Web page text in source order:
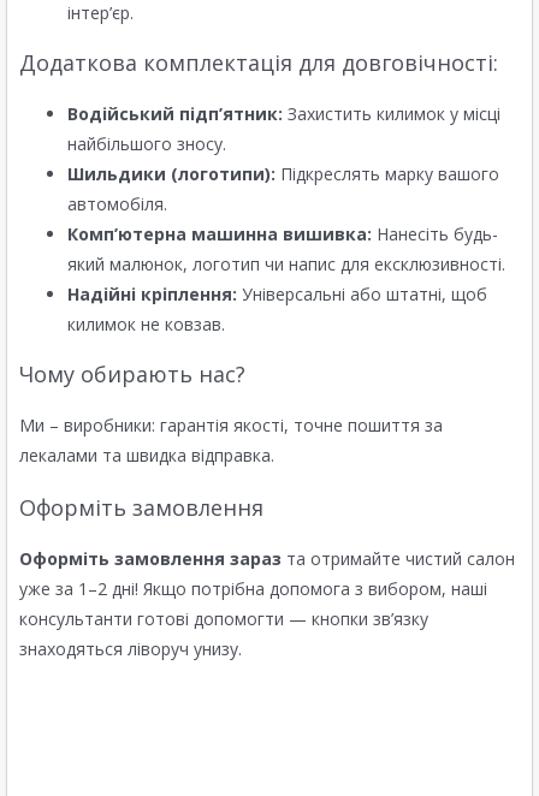
інтер’єр.
Додаткова комплектація для довговічності:
Водійський підп’ятник: Захистить килимок у місці
найбільшого зносу.
Шильдики (логотипи): Підкреслять марку вашого
автомобіля.
Комп’ютерна машинна вишивка: Нанесіть будь-
який малюнок, логотип чи напис для ексклюзивності.
Надійні кріплення: Універсальні або штатні, щоб
килимок не ковзав.
Чому обирають нас?
Ми – виробники: гарантія якості, точне пошиття за
лекалами та швидка відправка.
Оформіть замовлення
Оформіть замовлення зараз та отримайте чистий салон
уже за 1–2 дні! Якщо потрібна допомога з вибором, наші
консультанти готові допомогти — кнопки зв’язку
знаходяться ліворуч унизу.